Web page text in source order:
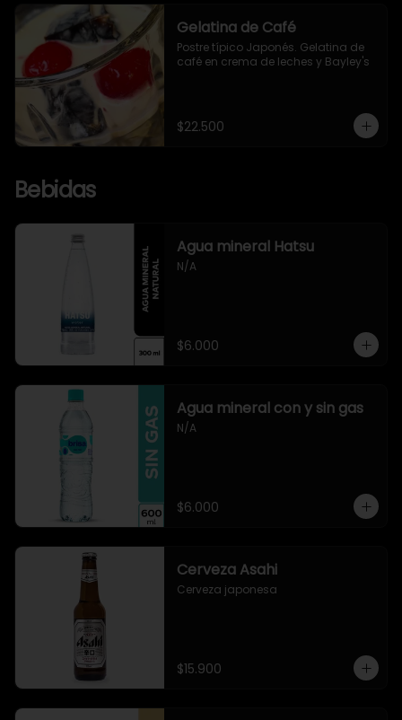
Gelatina de Café
Postre típico Japonés. Gelatina de
café en crema de leches y Bayley's
$22.500
Bebidas
Agua mineral Hatsu
N/A
$6.000
Agua mineral con y sin gas
N/A
$6.000
Cerveza Asahi
Cerveza japonesa
$15.900